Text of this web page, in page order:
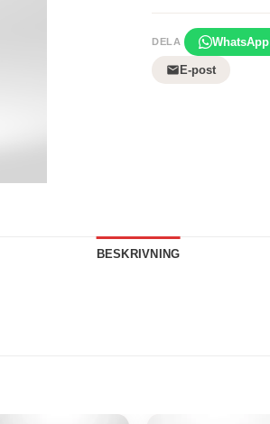
DELA WhatsApp
E-post
BESKRIVNING